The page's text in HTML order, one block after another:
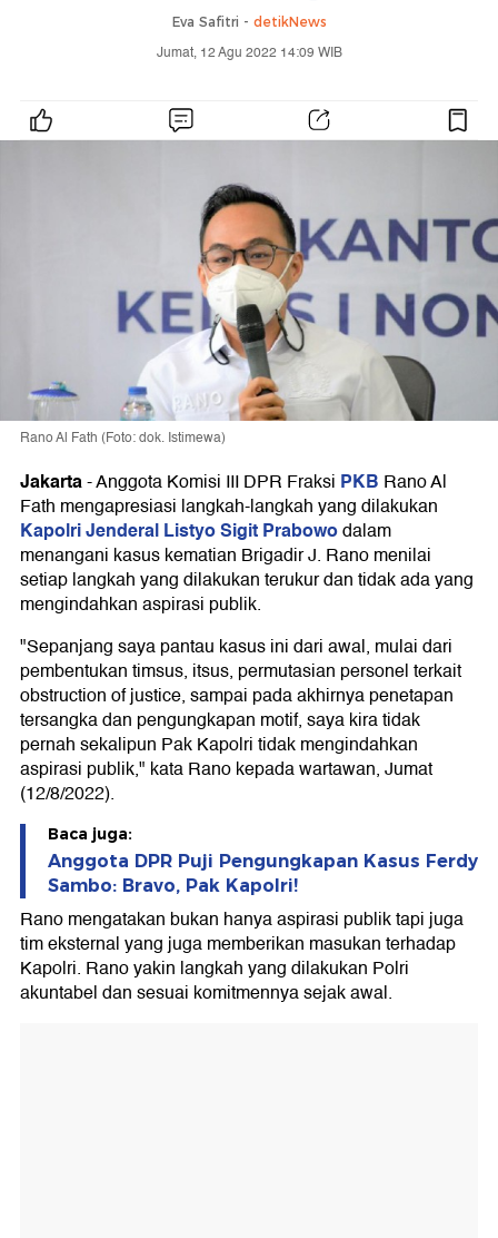
Eva Safitri - detikNews
Jumat, 12 Agu 2022 14:09 WIB
Rano Al Fath (Foto: dok. Istimewa)
Jakarta-Anggota Komisi III DPR Fraksi PKB Rano Al
Fath mengapresiasi langkah-langkah yang dilakukan
Kapolri Jenderal Listyo Sigit Prabowodalam
menangani kasus kematian Brigadir J. Rano menilai
setiap langkah yang dilakukan terukur dan tidak ada yang
mengindahkan aspirasi publik.
"Sepanjang saya pantau kasus ini dari awal, mulai dari
pembentukan timsus, itsus, permutasian personel terkait
obstruction of justice, sampai pada akhirnya penetapan
tersangka dan pengungkapan motif, saya kira tidak
pernah sekalipun Pak Kapolri tidak mengindahkan
aspirasi publik," kata Rano kepada wartawan, Jumat
(12/8/2022).
Baca juga:
Anggota DPR Puji Pengungkapan Kasus Ferdy
Sambo: Bravo, Pak Kapolri!
Rano mengatakan bukan hanya aspirasi publik tapi juga
tim eksternal yang juga memberikan masukan terhadap
Kapolri. Rano yakin langkah yang dilakukan Polri
akuntabel dan sesuai komitmennya sejak awal.